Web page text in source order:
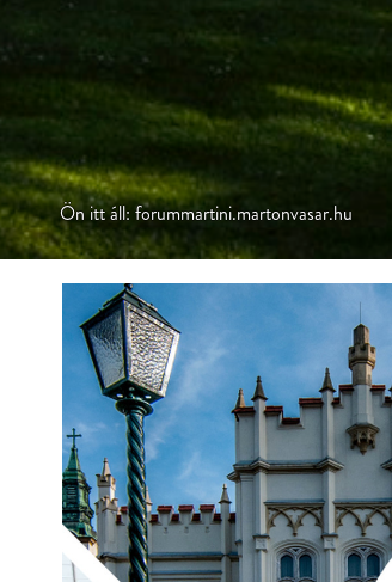
Ön itt áll: forummartini.martonvasar.hu